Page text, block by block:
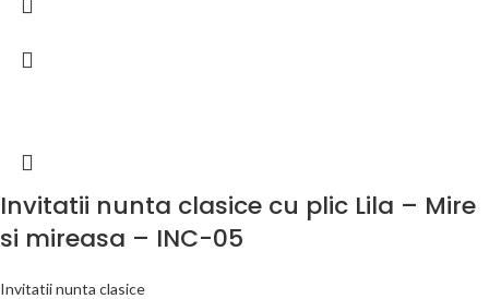
Invitatii nunta clasice cu plic Lila – Mire
si mireasa – INC-05
Invitatii nunta clasice